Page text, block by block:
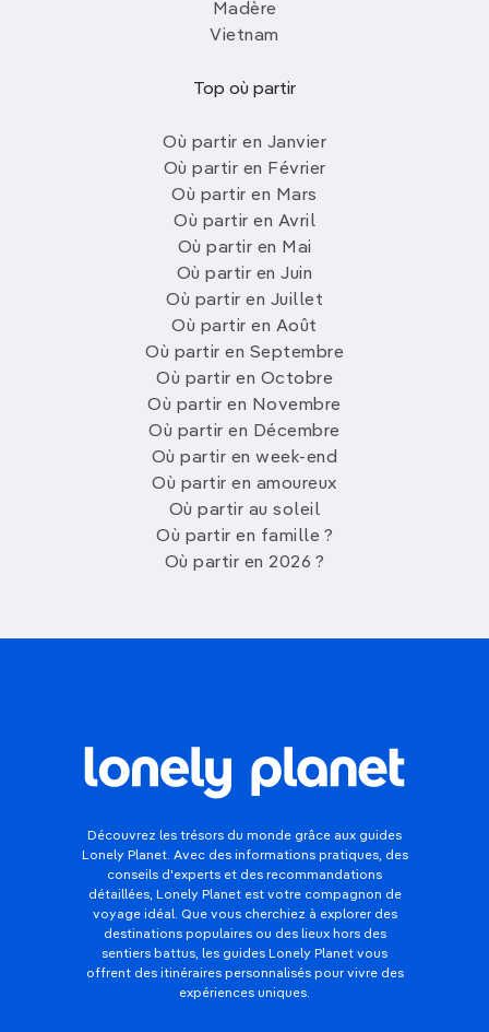
Madère
Vietnam
Top où partir
Où partir en Janvier
Où partir en Février
Où partir en Mars
Où partir en Avril
Où partir en Mai
Où partir en Juin
Où partir en Juillet
Où partir en Août
Où partir en Septembre
Où partir en Octobre
Où partir en Novembre
Où partir en Décembre
Où partir en week-end
Où partir en amoureux
Où partir au soleil
Où partir en famille ?
Où partir en 2026 ?
Découvrez les trésors du monde grâce aux guides
Lonely Planet. Avec des informations pratiques, des
conseils d'experts et des recommandations
détaillées, Lonely Planet est votre compagnon de
voyage idéal. Que vous cherchiez à explorer des
destinations populaires ou des lieux hors des
sentiers battus, les guides Lonely Planet vous
offrent des itinéraires personnalisés pour vivre des
expériences uniques.